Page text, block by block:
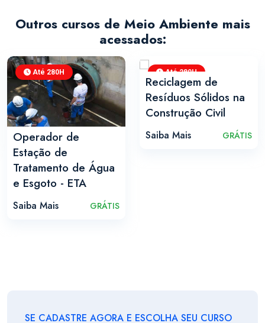
Outros cursos de Meio Ambiente mais
acessados:
Até 280H
Operador de
Estação de
Tratamento de Água
e Esgoto - ETA
Saiba Mais GRÁTIS
Até 280H
Reciclagem de
Resíduos Sólidos na
Construção Civil
Saiba Mais GRÁTIS
SE CADASTRE AGORA E ESCOLHA SEU CURSO